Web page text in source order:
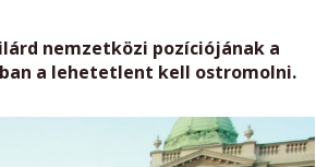
nemzetközi pozíciójának a
a lehetetlent kell ostromolni.